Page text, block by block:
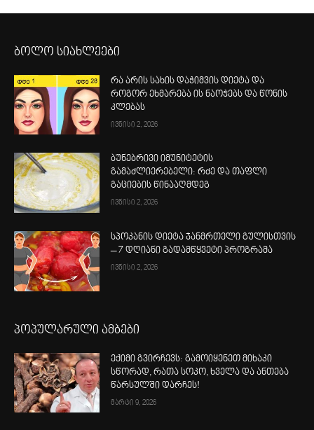
ბოლო სიახლეები
რა არის სახის დაჭიმვის დიეტა და
როგორ ეხმარება ის ნაოჭებს და წონის
კლებას
ივნისი 2, 2026
ბუნებრივი იმუნიტეტის
გამაძლიერებელი: რძე და თაფლი
გაციების წინააღმდეგ
ივნისი 2, 2026
სპოკანის დიეტა ჯანმრთელი გულისთვის
– 7 დღიანი გადამწყვეტი პროგრამა
ივნისი 2, 2026
პოპულარული ამბები
ექიმი გვირჩევს: გამოიყენეთ მიხაკი
სწორად, რათა სოკო, ხველა და ანთება
წარსულში დარჩეს!
მარტი 9, 2026